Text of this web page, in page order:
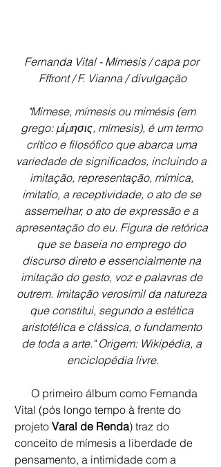
Fernanda Vital - Mímesis / capa por
Fffront / F. Vianna / divulgação
"Mimese, mímesis ou mimésis (em
grego: μίμησις, mímesis), é um termo
crítico e filosófico que abarca uma
variedade de significados, incluindo a
imitação, representação, mímica,
imitatio, a receptividade, o ato de se
assemelhar, o ato de expressão e a
apresentação do eu. Figura de retórica
que se baseia no emprego do
discurso direto e essencialmente na
imitação do gesto, voz e palavras de
outrem. Imitação verosímil da natureza
que constitui, segundo a estética
aristotélica e clássica, o fundamento
de toda a arte." Origem: Wikipédia, a
enciclopédia livre.
Vital (pós longo tempo à frente do
projeto Varal de Renda) traz do
conceito de mímesis a liberdade de
pensamento, a intimidade com a